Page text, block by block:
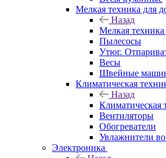
Мелкая техника для
Назад
Мелкая техника
Пылесосы
Утюг.
Весы
Швейные
Климатическая
Назад
Климатическая
Вентиляторы
Обогреватели
Увлажнители
Электроника